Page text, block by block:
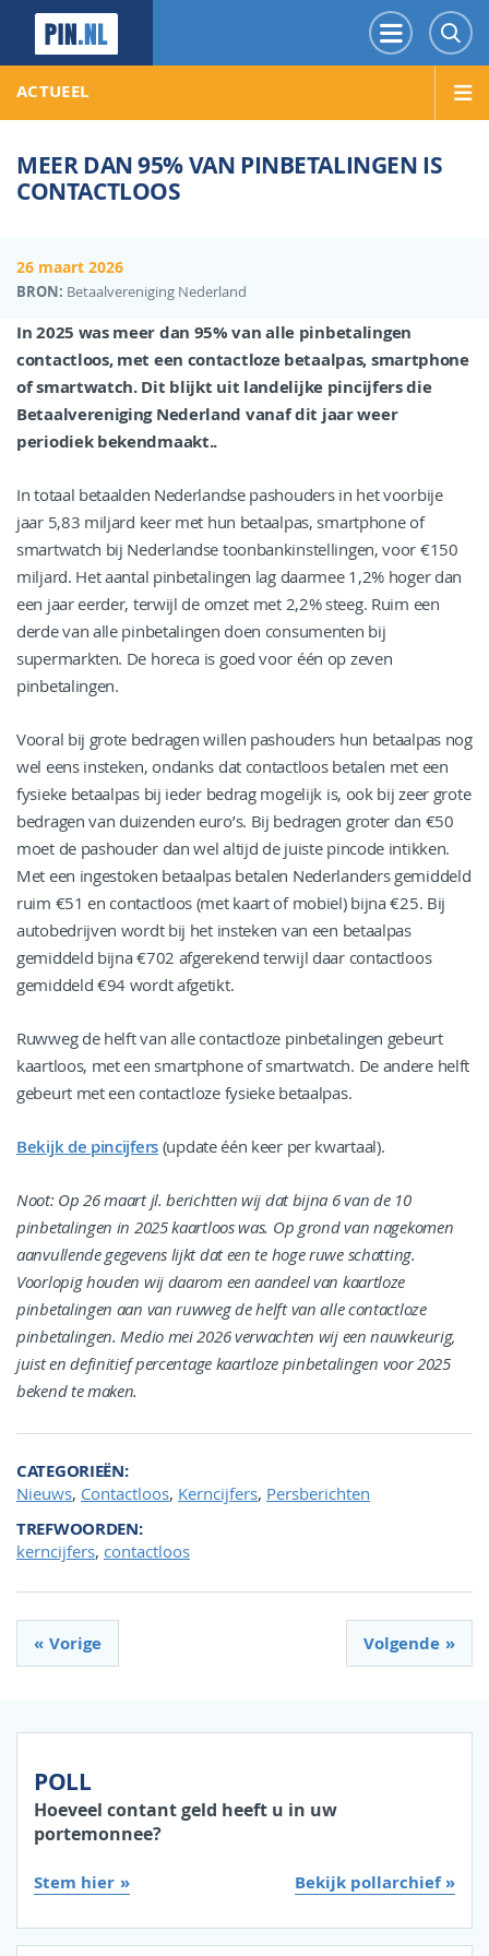
Menu
ACTUEEL
MEER DAN 95% VAN PINBETALINGEN IS
CONTACTLOOS
26 maart 2026
BRON: Betaalvereniging Nederland
In 2025 was meer dan 95% van alle pinbetalingen
contactloos, met een contactloze betaalpas, smartphone
of smartwatch. Dit blijkt uit landelijke pincijfers die
Betaalvereniging Nederland vanaf dit jaar weer
periodiek bekendmaakt..
In totaal betaalden Nederlandse pashouders in het voorbije
jaar 5,83 miljard keer met hun betaalpas, smartphone of
smartwatch bij Nederlandse toonbankinstellingen, voor €150
miljard. Het aantal pinbetalingen lag daarmee 1,2% hoger dan
een jaar eerder, terwijl de omzet met 2,2% steeg. Ruim een
derde van alle pinbetalingen doen consumenten bij
supermarkten. De horeca is goed voor één op zeven
pinbetalingen.
Vooral bij grote bedragen willen pashouders hun betaalpas nog
wel eens insteken, ondanks dat contactloos betalen met een
fysieke betaalpas bij ieder bedrag mogelijk is, ook bij zeer grote
bedragen van duizenden euro’s. Bij bedragen groter dan €50
moet de pashouder dan wel altijd de juiste pincode intikken.
Met een ingestoken betaalpas betalen Nederlanders gemiddeld
ruim €51 en contactloos (met kaart of mobiel) bijna €25. Bij
autobedrijven wordt bij het insteken van een betaalpas
gemiddeld bijna €702 afgerekend terwijl daar contactloos
gemiddeld €94 wordt afgetikt.
Ruwweg de helft van alle contactloze pinbetalingen gebeurt
kaartloos, met een smartphone of smartwatch. De andere helft
gebeurt met een contactloze fysieke betaalpas.
Bekijk de pincijfers (update één keer per kwartaal).
Noot: Op 26 maart jl. berichtten wij dat bijna 6 van de 10
pinbetalingen in 2025 kaartloos was. Op grond van nagekomen
aanvullende gegevens lijkt dat een te hoge ruwe schatting.
Voorlopig houden wij daarom een aandeel van kaartloze
pinbetalingen aan van ruwweg de helft van alle contactloze
pinbetalingen. Medio mei 2026 verwachten wij een nauwkeurig,
juist en definitief percentage kaartloze pinbetalingen voor 2025
bekend te maken.
CATEGORIEËN
Nieuws, Contactloos, Kerncijfers, Persberichten
TREFWOORDEN
kerncijfers, contactloos
Vorige Volgende
POLL
Hoeveel contant geld heeft u in uw
portemonnee?
Stem hier Bekijk pollarchief »